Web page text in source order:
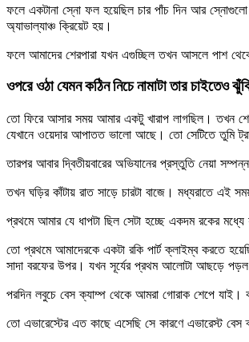
ফলে একটানা স্নো ফল হয়েছিল চার পাঁচ দিন আর
অ্যাভাল্যাঞ্চ ক্রিয়েট হয়।
ফলে আমাদের শেরপারা যখন এগুচ্ছিল তখন আসলে পাশ
ওপরে ওঠা যেমন কঠিন নিচে নামাটা তার চাইতেও
তো ফিরে আসার সময় আমার একটু খারাপ লাগছিল। তখন
যেখানে ওয়েদার আপাতত ভালো আছে। তো সেটিতে তুমি
তারপর আবার দ্বিতীয়বারের অভিযানের প্রস্তুতি নেয়া
তখন ঘড়ির কাঁটায় রাত সাড়ে চারটা বাজে। মধ্যরাতে এই
প্রথমে আমার যে ধাপটা ছিল সেটা হচ্ছে একদম রকের
তো প্রথমে আমাদেরকে একটা রকি পার্ট ক্লাইম্ব করতে
সাদা বরফের উপর। যখন সূর্যের প্রথম আলোটা আছড়ে পড়ল
পরদিন লবুচে বেস ক্যাম্প থেকে আমরা গোরাক শেপে যাই।
তো এভারেস্টের এত কাছে এসেছি সে কারণে এভারেস্ট বেস